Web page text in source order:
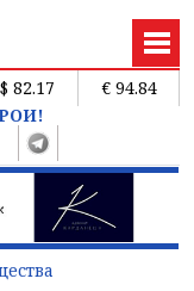
$ 82.17
€ 94.84